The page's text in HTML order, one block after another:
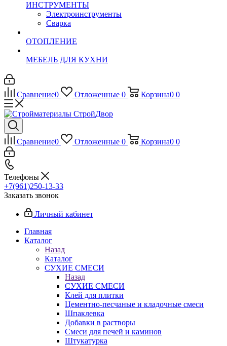
ИНСТРУМЕНТЫ
Электроинструменты
Сварка
ОТОПЛЕНИЕ
МЕБЕЛЬ ДЛЯ КУХНИ
Сравнение0 Отложенные 0 Корзина0 0
Сравнение0 Отложенные 0 Корзина0 0
Телефоны
+7(961)250-13-33
Заказать звонок
Личный кабинет
Главная
Каталог
Назад
Каталог
СУХИЕ СМЕСИ
Назад
СУХИЕ СМЕСИ
Клей для плитки
Цементно-песчаные и кладочные смеси
Шпаклевка
Добавки в растворы
Смеси для печей и каминов
Штукатурка